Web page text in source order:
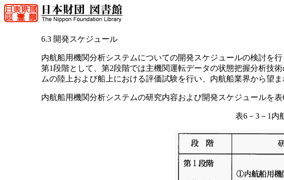
6.3 開発スケジュール
内航船用機関分析システムについての開発スケジュールの検討を
第1段階として、第2段階では主機関運転データの状態把握分析技
ムの陸上および船上における評価試験を行い、内航船業界から望
内航船用機関分析システムの研究内容および開発スケジュールを表
表6－3－1内